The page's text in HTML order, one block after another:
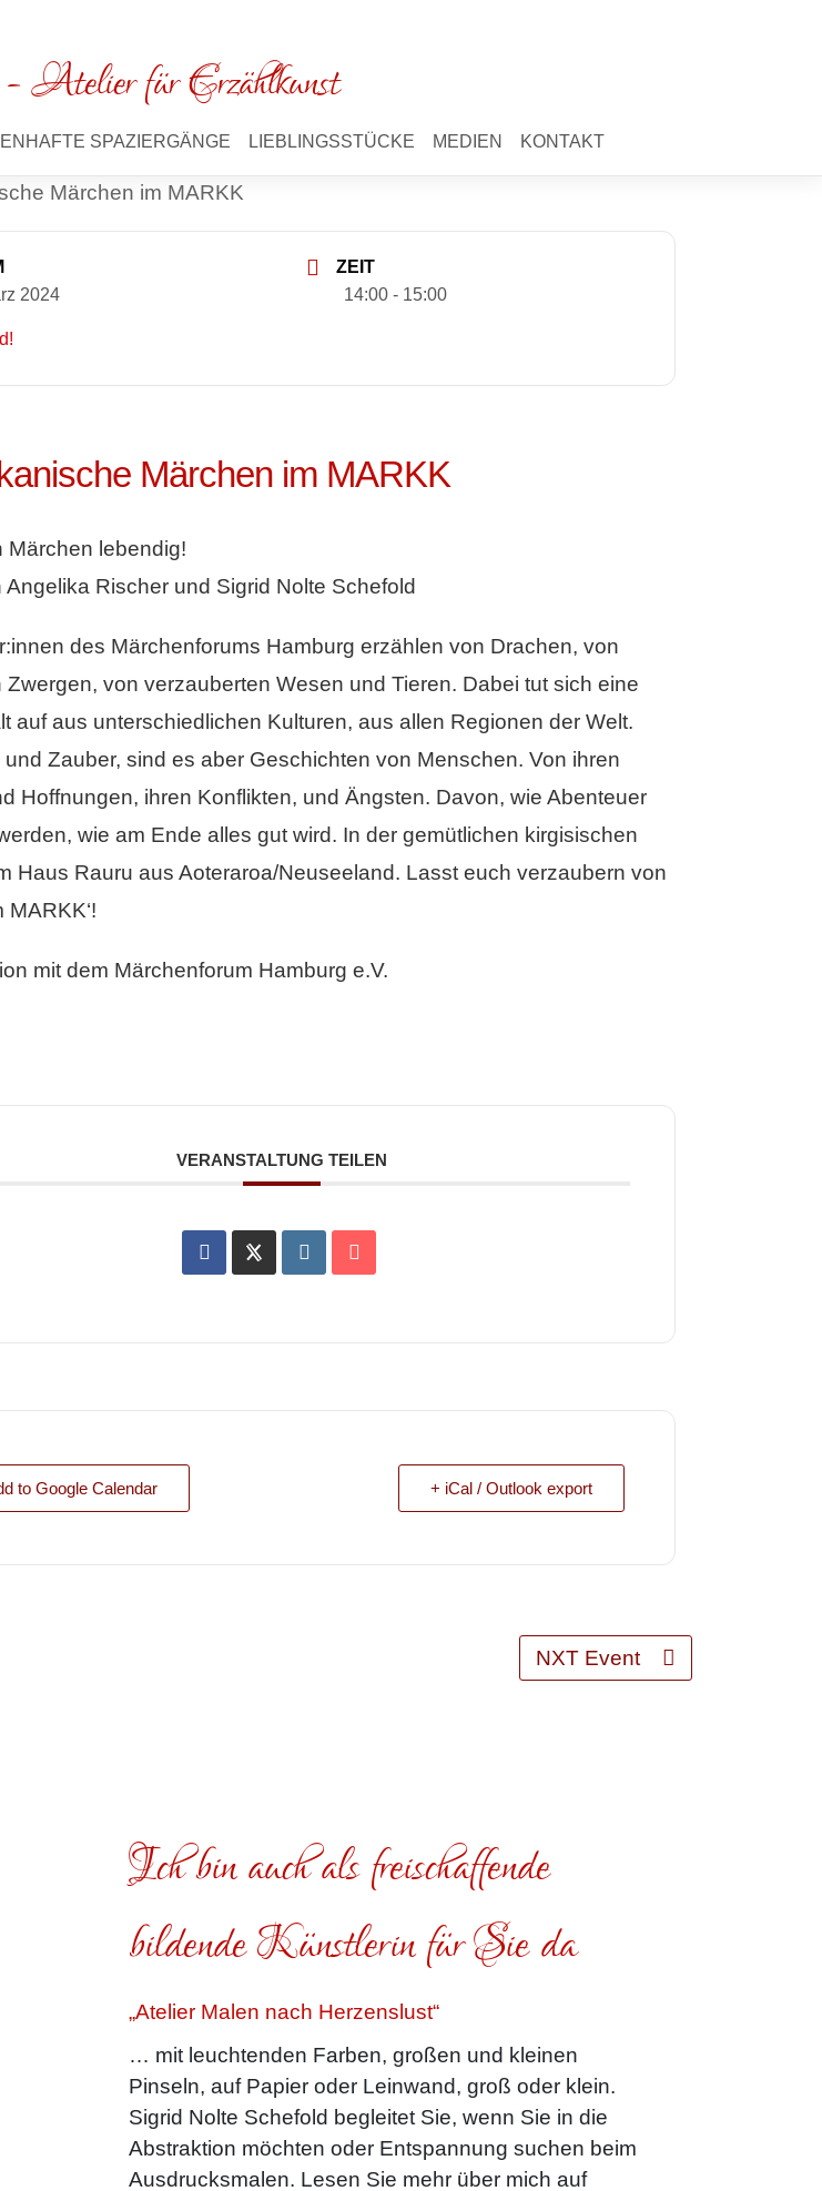
Atelier für Erzählkunst
SPAZIERGÄNGE LIEBLINGSSTÜCKE MEDIEN KONTAKT
2024
ZEIT
14:00 - 15:00
Märchen im MARKK
Märchen lebendig!
Angelika Rischer und Sigrid Nolte Schefold
des Märchenforums Hamburg erzählen von Drachen, von
Zwergen, von verzauberten Wesen und Tieren. Dabei tut sich eine
auf aus unterschiedlichen Kulturen, aus allen Regionen der Welt.
und Zauber, sind es aber Geschichten von Menschen. Von ihren
Hoffnungen, ihren Konflikten, und Ängsten. Davon, wie Abenteuer
wie am Ende alles gut wird. In der gemütlichen kirgisischen
Haus Rauru aus Aoteraroa/Neuseeland. Lasst euch verzaubern von
MARKK‘!
mit dem Märchenforum Hamburg e.V.
VERANSTALTUNG TEILEN
to Google Calendar + iCal / Outlook export
NXT Event
Ich bin auch als freischaffende
bildende Künstlerin für Sie da
„Atelier Malen nach Herzenslust“
… mit leuchtenden Farben, großen und kleinen
Pinseln, auf Papier oder Leinwand, groß oder klein.
Sigrid Nolte Schefold begleitet Sie, wenn Sie in die
Abstraktion möchten oder Entspannung suchen beim
Ausdrucksmalen. Lesen Sie mehr über mich auf